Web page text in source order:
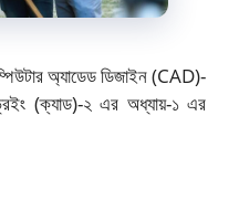
অ্যাডেড ডিজাইন (CAD)-
ড্রইং (ক্যাড)-২ এর অধ্যায়-১ এর